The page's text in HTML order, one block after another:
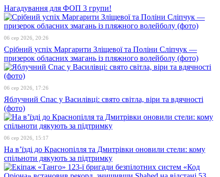
Нагадування для ФОП 3 групи!
06 сер 2026, 20:26
Срібний успіх Маргарити Зліщевої та Поліни Сліпчук —
призерок обласних змагань із пляжного волейболу (фото)
06 сер 2026, 17:26
Яблучний Спас у Василівці: свято світла, віри та вдячності
(фото)
06 сер 2026, 15:17
На в’їзді до Краснопілля та Дмитрівки оновили стели: кому
спільноти дякують за підтримку